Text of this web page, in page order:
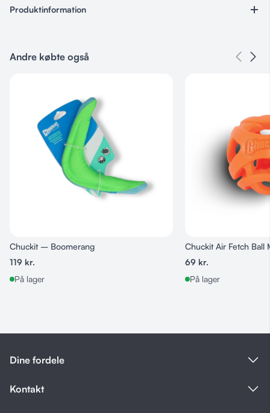
Fremstillet i blødt plys
Syet med stramme og indvendige sting
Produktinformation
Kategorier
Andre købte også
Chuckit – Boomerang
119 kr.
På lager
Chuckit Air Fetch Ball
69 kr.
På lager
Dine fordele
Kontakt